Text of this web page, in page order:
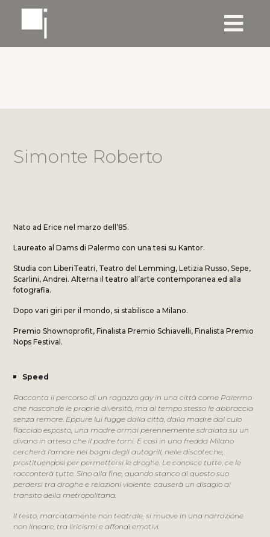
Simonte Roberto
Nato ad Erice nel marzo dell’85.
Laureato al Dams di Palermo con una tesi su Kantor.
Studia con LiberiTeatri, Teatro del Lemming, Letizia Russo, Sepe,
Scarlini, Andrei. Alterna il teatro all’arte contemporanea ed alla
fotografia.
Dopo vari giri per il mondo, si stabilisce a Milano.
Premio Shownoprofit, Finalista Premio Schiavelli, Finalista Premio
Nops Festival.
Speed
Racconta il percorso di un ragazzo gay in una città come Palermo
che nasconde le proprie diversità, ma al tempo stesso le abbraccia
senza remore. Eppure lui fugge dalla città, dalla madre dal culo
flaccido esposto, una madre ormai perennemente sdraiata su un
divano in attesa che il padre torni. E così in una fredda Milano
cercherà l’amore nei bagni degli autogrill, nelle discoteche,
prostituendosi per permettersi le droghe. Le conosce tutte, ce le
racconterà tutte. Sino alla fine, quando stanco di questo suo
perdersi tra droghe e relazioni violente, causerà un disagio al
transito della metropolitana.
Il testo, marcatamente non teatrale, si muove in una narrazione
non lineare, tra liricismi e affondi emotivi.